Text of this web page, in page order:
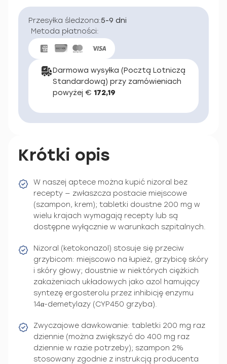
Przesyłka śledzona:5-9 dni
Metoda płatności:
Darmowa wysyłka (Pocztą Lotniczą
Standardową) przy zamówieniach
powyżej € 172,19
Krótki opis
W naszej aptece można kupić nizoral bez
recepty — zwłaszcza postacie miejscowe
(szampon, krem); tabletki doustne 200 mg w
wielu krajach wymagają recepty lub są
dostępne wyłącznie w warunkach szpitalnych.
Nizoral (ketokonazol) stosuje się przeciw
grzybicom: miejscowo na łupież, grzybicę skóry
i skóry głowy; doustnie w niektórych ciężkich
zakażeniach układowych jako azol hamujący
syntezę ergosterolu przez inhibicję enzymu
14α-demetylazy (CYP450 grzyba).
Zwyczajowe dawkowanie: tabletki 200 mg raz
dziennie (można zwiększyć do 400 mg raz
dziennie w razie potrzeby); szampon 2%
stosowany zgodnie z instrukcją producenta